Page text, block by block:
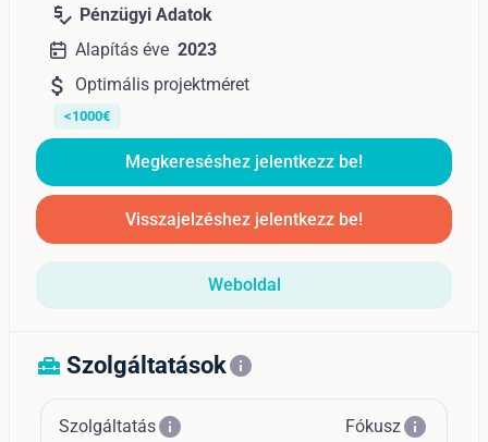
price_check Pénzügyi Adatok
Alapítás éve 2023
attach_money Optimális projektméret
<1000€
Megkereséshez jelentkezz be!
Visszajelzéshez jelentkezz be!
Weboldal
home_repair_service Szolgáltatásokinfo
Szolgáltatásinfo Fókuszinfo